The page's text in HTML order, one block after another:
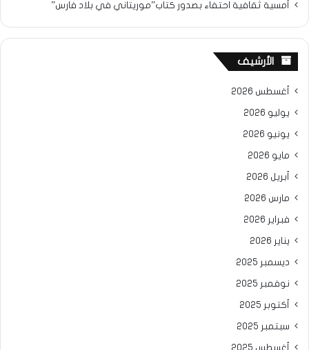
أمسية ثقافية احتفاء بصدور كتاب”موريتاني في بلاد فارس”
الأرشيف
أغسطس 2026
يوليو 2026
يونيو 2026
مايو 2026
أبريل 2026
مارس 2026
فبراير 2026
يناير 2026
ديسمبر 2025
نوفمبر 2025
أكتوبر 2025
سبتمبر 2025